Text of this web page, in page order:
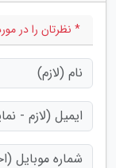
* نظرتان را در